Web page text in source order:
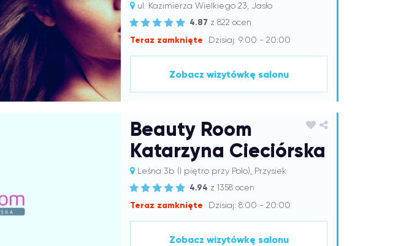
ul. Kazimierza Wielkiego 23, Jasło
4.87 z 822 ocen
Teraz zamknięte Dzisiaj: 9:00 - 20:00
Zobacz wizytówkę salonu
Beauty Room
Katarzyna Cieciórska
Leśna 3b (I piętro przy Polo), Przysiek
4.94 z 1358 ocen
Teraz zamknięte Dzisiaj: 8:00 - 20:00
Zobacz wizytówkę salonu